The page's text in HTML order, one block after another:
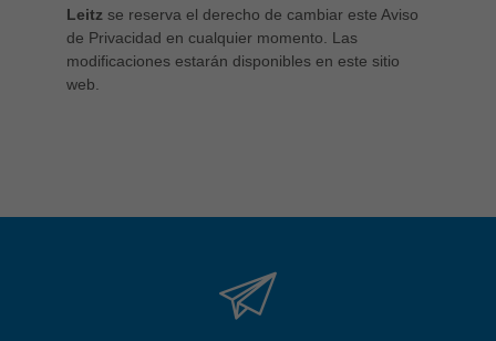
Leitz se reserva el derecho de cambiar este Aviso
de Privacidad en cualquier momento. Las
modificaciones estarán disponibles en este sitio
web.